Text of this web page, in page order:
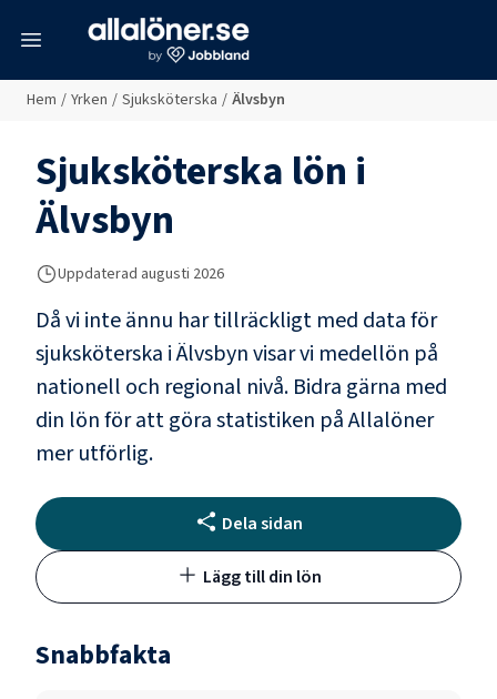
Hem / Yrken / Sjuksköterska / Älvsbyn
Sjuksköterska lön i
Älvsbyn
Uppdaterad augusti 2026
Då vi inte ännu har tillräckligt med data för
sjuksköterska iÄlvsbynvisar vi medellön på
nationell och regional nivå. Bidra gärna med
din lön för att göra statistiken på Allalöner
mer utförlig.
Dela sidan
Lägg till din lön
Snabbfakta